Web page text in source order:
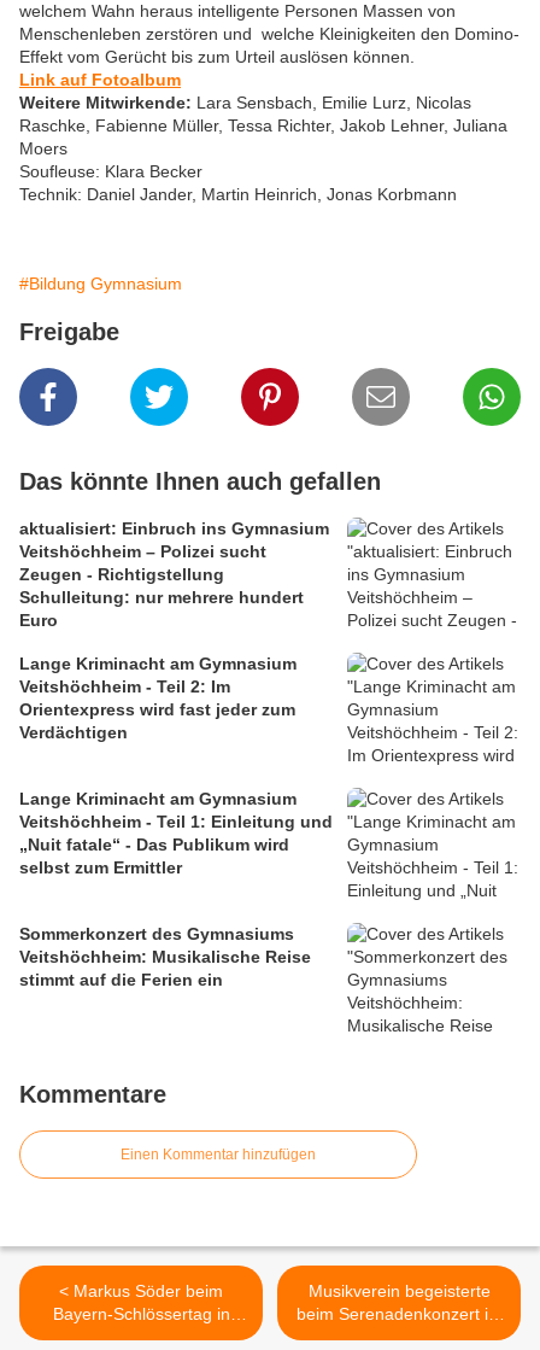
welchem Wahn heraus intelligente Personen Massen von
Menschenleben zerstören und welche Kleinigkeiten den Domino-
Effekt vom Gerücht bis zum Urteil auslösen können.
Link auf Fotoalbum
Weitere Mitwirkende: Lara Sensbach, Emilie Lurz, Nicolas
Raschke, Fabienne Müller, Tessa Richter, Jakob Lehner, Juliana
Moers
Soufleuse: Klara Becker
Technik: Daniel Jander, Martin Heinrich, Jonas Korbmann
#Bildung Gymnasium
Freigabe
Das könnte Ihnen auch gefallen
aktualisiert: Einbruch ins Gymnasium
Veitshöchheim – Polizei sucht
Zeugen - Richtigstellung
Schulleitung: nur mehrere hundert
Euro
Lange Kriminacht am Gymnasium
Veitshöchheim - Teil 2: Im
Orientexpress wird fast jeder zum
Verdächtigen
Lange Kriminacht am Gymnasium
Veitshöchheim - Teil 1: Einleitung und
„Nuit fatale“ - Das Publikum wird
selbst zum Ermittler
Sommerkonzert des Gymnasiums
Veitshöchheim: Musikalische Reise
stimmt auf die Ferien ein
Kommentare
Einen Kommentar hinzufügen
< Markus Söder beim
Bayern-Schlössertag in
Veitshöchheim: Hofgarten
Musikverein begeisterte
beim Serenadenkonzert im
Pfarrhof >